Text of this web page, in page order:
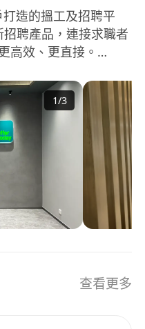
造的搵工及招聘平
聘產品，連接求職者
高效、更直接。
dedicated to
employers through
seamless hiring
1/3
查看更多